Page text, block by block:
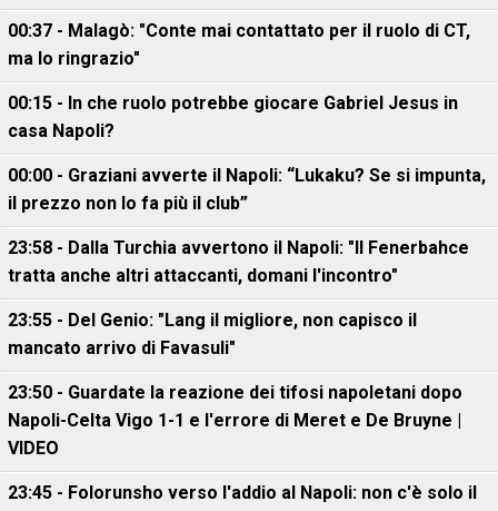
00:37 - Malagò: "Conte mai contattato per il ruolo di CT,
ma lo ringrazio"
00:15 - In che ruolo potrebbe giocare Gabriel Jesus in
casa Napoli?
00:00 - Graziani avverte il Napoli: “Lukaku? Se si impunta,
il prezzo non lo fa più il club”
23:58 - Dalla Turchia avvertono il Napoli: "Il Fenerbahce
tratta anche altri attaccanti, domani l'incontro"
23:55 - Del Genio: "Lang il migliore, non capisco il
mancato arrivo di Favasuli"
23:50 - Guardate la reazione dei tifosi napoletani dopo
Napoli-Celta Vigo 1-1 e l'errore di Meret e De Bruyne |
VIDEO
23:45 - Folorunsho verso l'addio al Napoli: non c'è solo il